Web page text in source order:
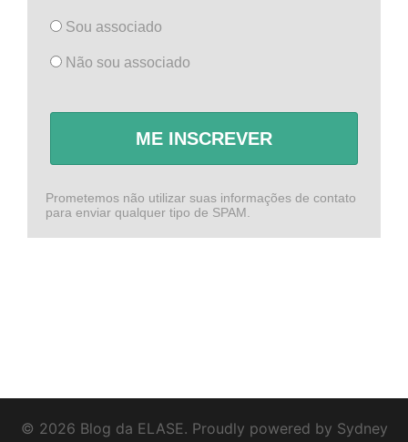
Sou associado
Não sou associado
ME INSCREVER
Prometemos não utilizar suas informações de contato
para enviar qualquer tipo de SPAM.
© 2026 Blog da ELASE. Proudly powered by Sydney